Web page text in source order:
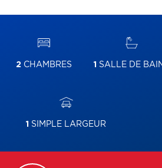
2 CHAMBRES 1 SALLE DE
1 SIMPLE LARGEUR